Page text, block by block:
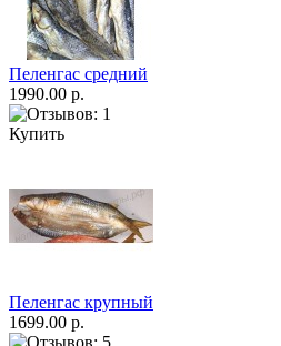
Пеленгас средний
1990.00 р.
Купить
Пеленгас крупный
1699.00 р.